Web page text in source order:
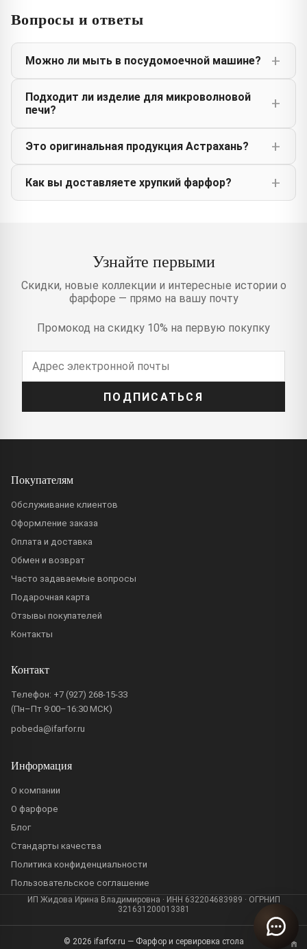
Вопросы и ответы
Можно ли мыть в посудомоечной машине?
Подходит ли изделие для микроволновой
печи?
Это оригинальная продукция Астрахань?
Как вы доставляете хрупкий фарфор?
Узнайте первыми
Скидки, новые коллекции и интересные истории о
фарфоре — прямо на вашу почту
Промокод на скидку 10% на первую покупку
ПОДПИСАТЬСЯ
Покупателям
Обслуживание клиентов
Оформление заказа
Оплата и доставка
Обмен и возврат
Часто задаваемые вопросы
Подарочная карта
Отзывы покупателей
Контакты
Контакт
Телефон: +7 (927) 268-15-33
(Пн–Пт 9:00–16:30 МСК)
pobeda@ifarfor.ru
Информация
О компании
О фарфоре
Блог
Стандарты качества
Политика конфиденциальности
Пользовательское соглашение
ИП Жидова Ирина Владимировна · ИНН 632204683989 · ОГРНИП
321631200013381
© 2026 ifarfor.ru — Фарфор и сервировка стола